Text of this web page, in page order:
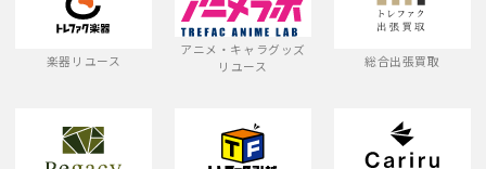
楽器リユース
アニメ・キャラグッズ
リユース
総合出張買取